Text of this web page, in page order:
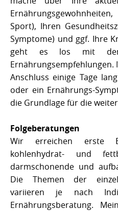
Sport), Ihren
Symptome) und ggf. Ihre
geht es los mit den
Ernährungsempfehlungen.
Anschluss einige Tage
oder ein Ernährungs-
die Grundlage für die
Folgeberatungen
Wir erreichen erste
kohlenhydrat- und
darmschonende und
Die Themen der
variieren je nach
Ernährungsberatung.